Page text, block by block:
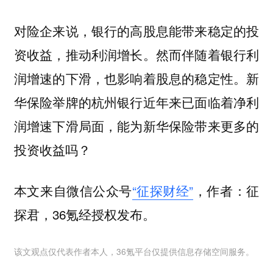
对险企来说，银行的高股息能带来稳定的投
资收益，推动利润增长。然而伴随着银行利
润增速的下滑，也影响着股息的稳定性。新
华保险举牌的杭州银行近年来已面临着净利
润增速下滑局面，能为新华保险带来更多的
投资收益吗？
本文来自微信公众号“征探财经” ，作者：征
探君，36氪经授权发布。
该文观点仅代表作者本人，36氪平台仅提供信息存储空间服务。